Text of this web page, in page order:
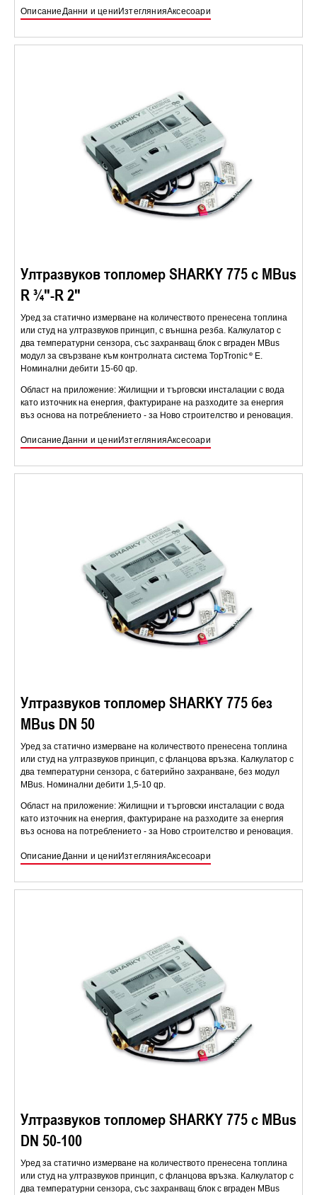
Описание Данни и цениИзтеглянияАксесоари
Ултразвуков топломер SHARKY 775 с MBus
R ¾″-R 2″
Уред за статично измерване на количеството пренесена топлина
или студ на ултразвуков принцип, с външна резба. Калкулатор с
два температурни сензора, със захранващ блок с вграден MBus
модул за свързване към контролната система TopTronic
E.
Номинални дебити 15-60 qp.
Област на приложение: Жилищни и търговски инсталации с вода
като източник на енергия, фактуриране на разходите за енергия
въз основа на потреблението - за Ново строителство и реновация.
ОписаниеДанни и цени ИзтеглянияАксесоари
Ултразвуков топломер SHARKY 775 без
MBus DN 50
Уред за статично измерване на количеството пренесена топлина
или студ на ултразвуков принцип, с фланцова връзка. Калкулатор с
два температурни сензора, с батерийно захранване, без модул
MBus. Номинални дебити 1,5-10 qp.
Област на приложение: Жилищни и търговски инсталации с вода
като източник на енергия, фактуриране на разходите за енергия
въз основа на потреблението - за Ново строителство и реновация.
ОписаниеДанни и цени ИзтеглянияАксесоари
Ултразвуков топломер SHARKY 775 с MBus
DN 50-100
Уред за статично измерване на количеството пренесена топлина
или студ на ултразвуков принцип, с фланцова връзка. Калкулатор с
два температурни сензора, със захранващ блок с вграден MBus